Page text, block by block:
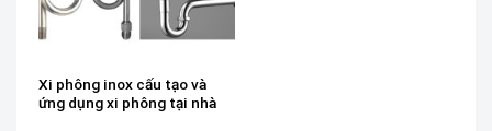
Xi phông inox cấu tạo và
ứng dụng xi phông tại nhà